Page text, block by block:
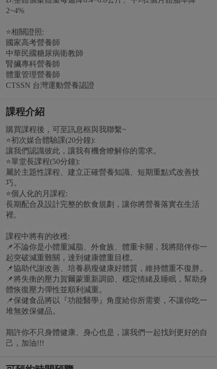
2~4%
⭐️相關證照:
國家高考營養師
中華民國糖尿病衛教師
腎臟專科營養師
體重管理營養師
CTSSN 台灣運動營養認證
課程介紹
購買課程後，可至訊息框與我聯繫~
⭐️初次媒合體驗課(20分鐘):
讓我們認識彼此，讓我有機會瞭解你的需求。
⭐️單堂長課程(50分鐘):
屬於主題性課程、建立正確營養知識、短期重點式改善技
巧。
⭐️個人化的月課程:
長期配合及設計完整的飲食規劃，讓你將營養落實在生活
裡。
課程中將有的收穫:
📌不論你是小體重減脂、外食族、體重卡關，我將陪伴你一
起突破減重難關，達到健康體重目標。
📌協助代謝改善、培養易瘦健康好體質，維持體重不復胖。
📌將失衡的壓力賀爾蒙重新調節、穩定情緒及睡眠，幫助身
體恢復壓力彈性並順利減重。
📌保健食品將以『功能醫學』角度給你所需要，不讓你吃一
堆無效保健品。
期許你不只身體健康、身心也是，讓我們一起找到更好的自
己，加油!!!